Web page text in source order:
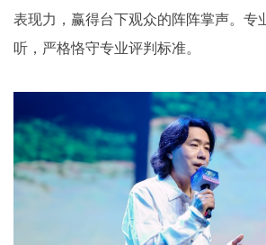
表现力，赢得台下观众的阵阵掌声。专
听，严格恪守专业评判标准。